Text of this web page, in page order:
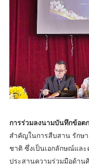
การร่วมลงนามบันทึกข้อต
สำคัญในการสืบสาน รักษ
ชาติ ซึ่งเป็นเอกลักษณ์แล
ประสานความร่วมมือด้าน